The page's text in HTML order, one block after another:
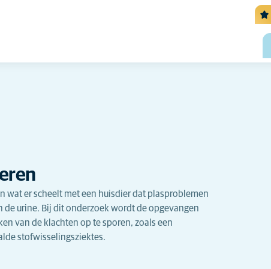
wat er scheelt met een huisdier dat plasproblemen
urine. Bij dit onderzoek wordt de opgevangen
van de klachten op te sporen, zoals een
stofwisselingsziektes.